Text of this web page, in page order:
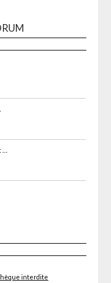
…
interdite